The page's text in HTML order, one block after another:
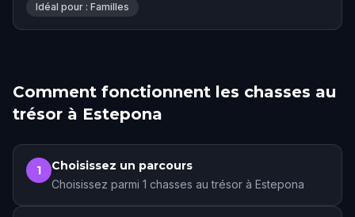
Idéal pour : Familles
Comment fonctionnent les chasses au
trésor à Estepona
1 Choisissez un parcours
Choisissez parmi 1 chasses au trésor à Estepona